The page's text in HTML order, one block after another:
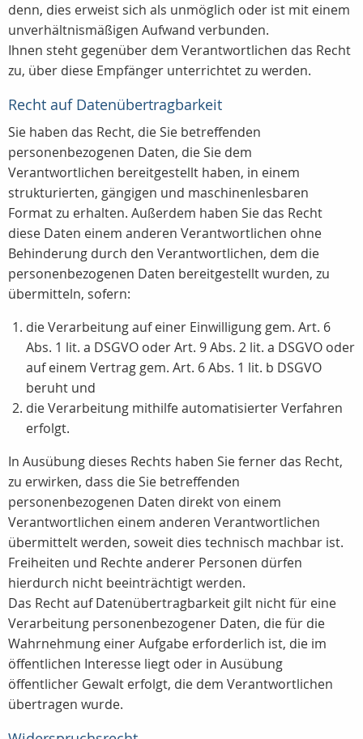
denn, dies erweist sich als unmöglich oder ist mit einem
unverhältnismäßigen Aufwand verbunden.
Ihnen steht gegenüber dem Verantwortlichen das Recht
zu, über diese Empfänger unterrichtet zu werden.
Recht auf Datenübertragbarkeit
Sie haben das Recht, die Sie betreffenden
personenbezogenen Daten, die Sie dem
Verantwortlichen bereitgestellt haben, in einem
strukturierten, gängigen und maschinenlesbaren
Format zu erhalten. Außerdem haben Sie das Recht
diese Daten einem anderen Verantwortlichen ohne
Behinderung durch den Verantwortlichen, dem die
personenbezogenen Daten bereitgestellt wurden, zu
übermitteln, sofern:
die Verarbeitung auf einer Einwilligung gem. Art. 6
Abs. 1 lit. a DSGVO oder Art. 9 Abs. 2 lit. a DSGVO oder
auf einem Vertrag gem. Art. 6 Abs. 1 lit. b DSGVO
beruht und
die Verarbeitung mithilfe automatisierter Verfahren
erfolgt.
In Ausübung dieses Rechts haben Sie ferner das Recht,
zu erwirken, dass die Sie betreffenden
personenbezogenen Daten direkt von einem
Verantwortlichen einem anderen Verantwortlichen
übermittelt werden, soweit dies technisch machbar ist.
Freiheiten und Rechte anderer Personen dürfen
hierdurch nicht beeinträchtigt werden.
Das Recht auf Datenübertragbarkeit gilt nicht für eine
Verarbeitung personenbezogener Daten, die für die
Wahrnehmung einer Aufgabe erforderlich ist, die im
öffentlichen Interesse liegt oder in Ausübung
öffentlicher Gewalt erfolgt, die dem Verantwortlichen
übertragen wurde.